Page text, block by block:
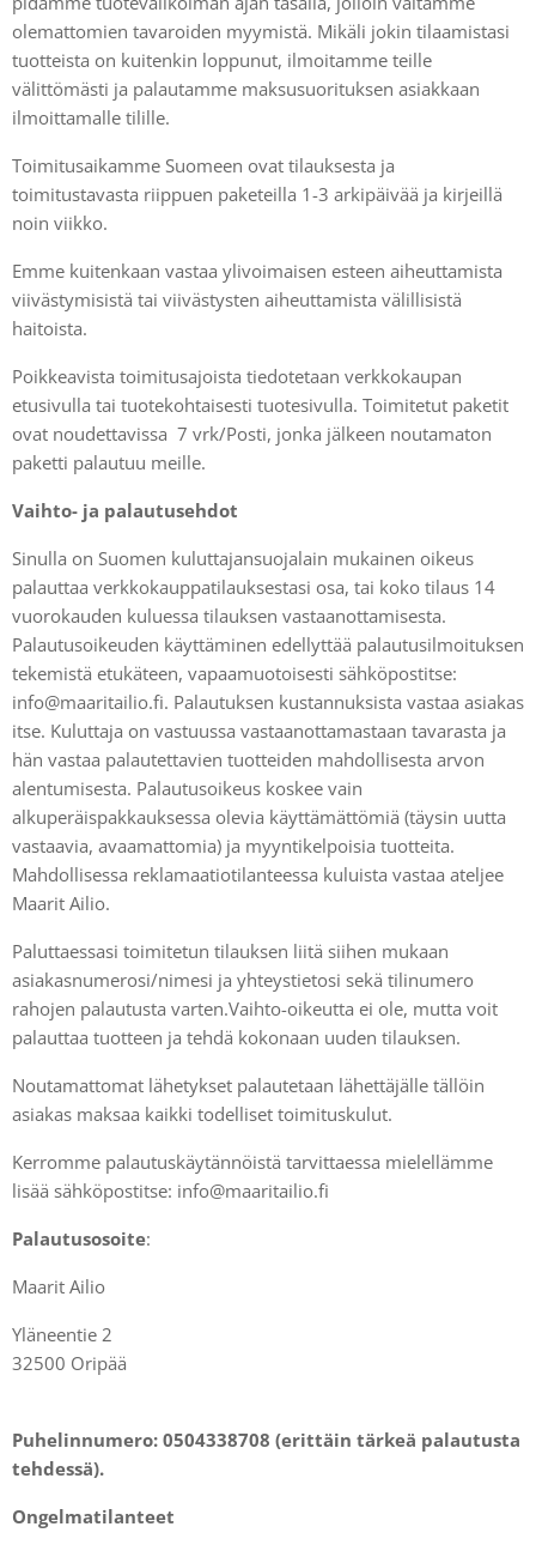
olemattomien tavaroiden myymistä. Mikäli jokin tilaamistasi
tuotteista on kuitenkin loppunut, ilmoitamme teille
välittömästi ja palautamme maksusuorituksen asiakkaan
ilmoittamalle tilille.
Toimitusaikamme Suomeen ovat tilauksesta ja
toimitustavasta riippuen paketeilla 1-3 arkipäivää ja kirjeillä
noin viikko.
Emme kuitenkaan vastaa ylivoimaisen esteen aiheuttamista
viivästymisistä tai viivästysten aiheuttamista välillisistä
haitoista.
Poikkeavista toimitusajoista tiedotetaan verkkokaupan
etusivulla tai tuotekohtaisesti tuotesivulla. Toimitetut paketit
ovat noudettavissa 7 vrk/Posti, jonka jälkeen noutamaton
paketti palautuu meille.
Vaihto- ja palautusehdot
Sinulla on Suomen kuluttajansuojalain mukainen oikeus
palauttaa verkkokauppatilauksestasi osa, tai koko tilaus 14
vuorokauden kuluessa tilauksen vastaanottamisesta.
Palautusoikeuden käyttäminen edellyttää palautusilmoituksen
tekemistä etukäteen, vapaamuotoisesti sähköpostitse:
info@maaritailio.fi. Palautuksen kustannuksista vastaa asiakas
itse. Kuluttaja on vastuussa vastaanottamastaan tavarasta ja
hän vastaa palautettavien tuotteiden mahdollisesta arvon
alentumisesta. Palautusoikeus koskee vain
alkuperäispakkauksessa olevia käyttämättömiä (täysin uutta
vastaavia, avaamattomia) ja myyntikelpoisia tuotteita.
Mahdollisessa reklamaatiotilanteessa kuluista vastaa ateljee
Maarit Ailio.
Paluttaessasi toimitetun tilauksen liitä siihen mukaan
asiakasnumerosi/nimesi ja yhteystietosi sekä tilinumero
rahojen palautusta varten.Vaihto-oikeutta ei ole, mutta voit
palauttaa tuotteen ja tehdä kokonaan uuden tilauksen.
Noutamattomat lähetykset palautetaan lähettäjälle tällöin
asiakas maksaa kaikki todelliset toimituskulut.
Kerromme palautuskäytännöistä tarvittaessa mielellämme
lisää sähköpostitse: info@maaritailio.fi
Palautusosoite:
Maarit Ailio
Yläneentie 2
32500 Oripää
Puhelinnumero: 0504338708 (erittäin tärkeä palautusta
tehdessä).
Ongelmatilanteet